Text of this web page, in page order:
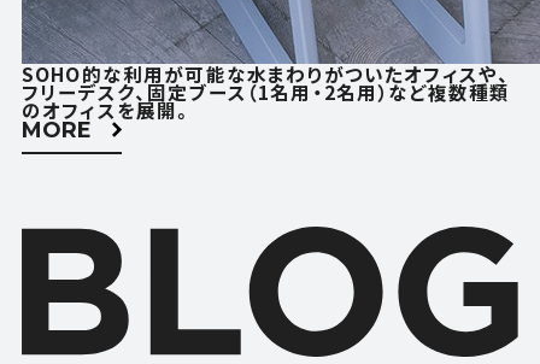
SOHO的な利用が可能な水まわりがついたオフィスや、
フリーデスク、固定ブース（1名用・2名用）など複数種類
のオフィスを展開。
MORE